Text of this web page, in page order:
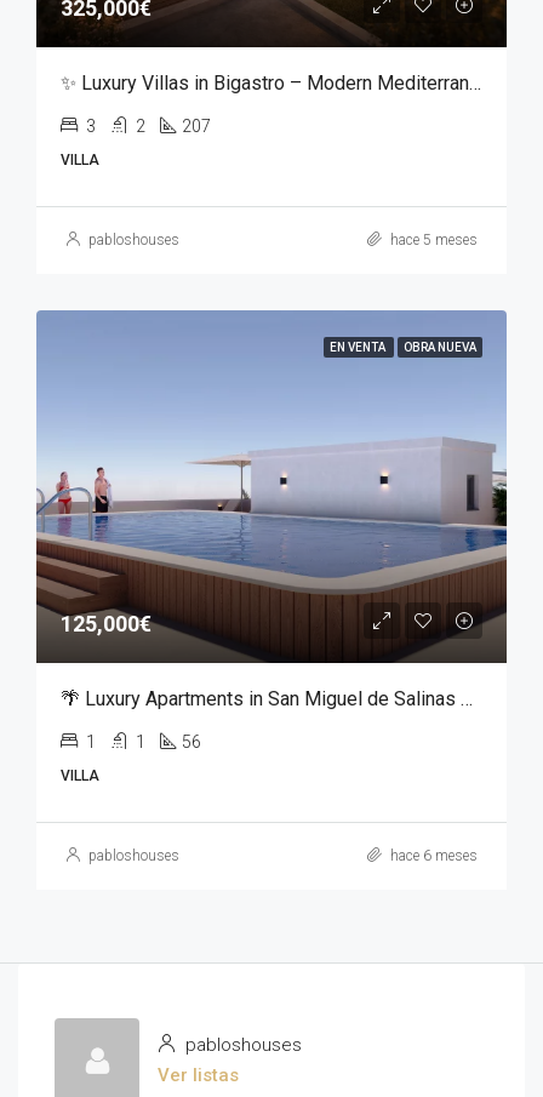
325,000€
✨ Luxury Villas in Bigastro – Modern Mediterranean Living ✨
3 2 207
VILLA
pabloshouses hace 5 meses
EN VENTA OBRA NUEVA
125,000€
🌴 Luxury Apartments in San Miguel de Salinas – From €125,000
1 1 56
VILLA
pabloshouses hace 6 meses
pabloshouses
Ver listas